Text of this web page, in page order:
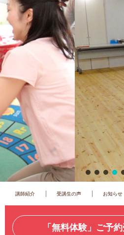
講師紹介 受講生の声 お知らせ
「無料体験」ご予